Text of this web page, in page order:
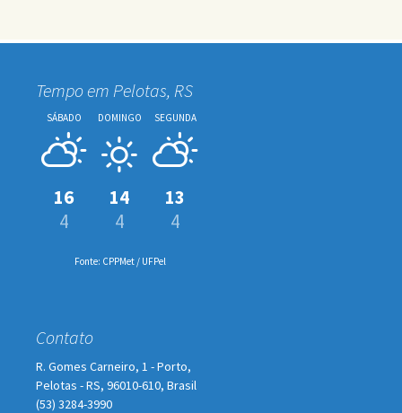
Tempo em Pelotas, RS
SÁBADO
16
4
DOMINGO
14
4
SEGUNDA
13
4
Fonte: CPPMet / UFPel
Contato
R. Gomes Carneiro, 1 - Porto,
Pelotas - RS, 96010-610, Brasil
(53) 3284-3990